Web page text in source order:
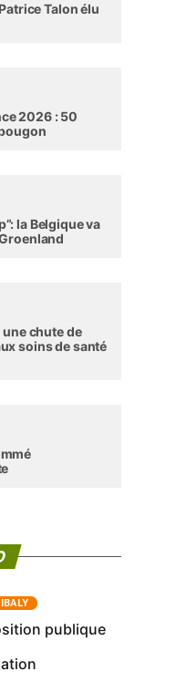
Talon élu
2026 : 50
la Belgique va
une chute de
soins de santé
publique